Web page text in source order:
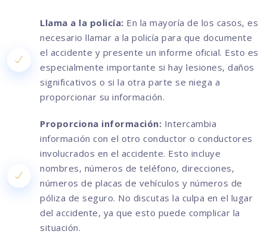
Llama a la policía: En la mayoría de los casos, es
necesario llamar a la policía para que documente
el accidente y presente un informe oficial. Esto es
especialmente importante si hay lesiones, daños
significativos o si la otra parte se niega a
proporcionar su información.
Proporciona información: Intercambia
información con el otro conductor o conductores
involucrados en el accidente. Esto incluye
nombres, números de teléfono, direcciones,
números de placas de vehículos y números de
póliza de seguro. No discutas la culpa en el lugar
del accidente, ya que esto puede complicar la
situación.